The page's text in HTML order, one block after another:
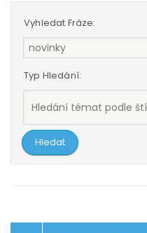
Vyhledat Fráze:
Typ Hledání: